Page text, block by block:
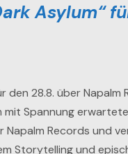
Asylum“
den 28.8. über
Spannung
Records und
Storytelling und